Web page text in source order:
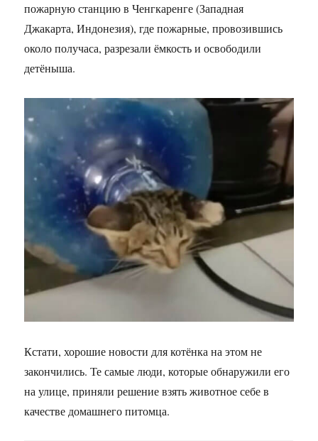
пожарную станцию в Ченгкаренге (Западная
Джакарта, Индонезия), где пожарные, провозившись
около получаса, разрезали ёмкость и освободили
детёныша.
Кстати, хорошие новости для котёнка на этом не
закончились. Те самые люди, которые обнаружили его
на улице, приняли решение взять животное себе в
качестве домашнего питомца.